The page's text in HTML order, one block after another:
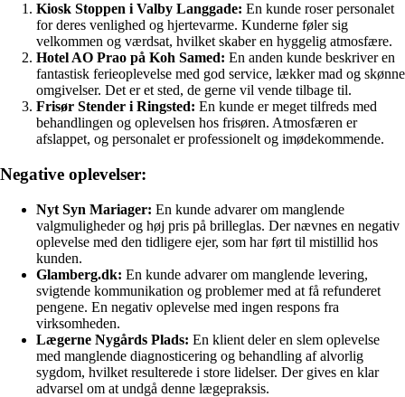
Kiosk Stoppen i Valby Langgade: En kunde roser personalet
for deres venlighed og hjertevarme. Kunderne føler sig
velkommen og værdsat, hvilket skaber en hyggelig atmosfære.
Hotel AO Prao på Koh Samed: En anden kunde beskriver en
fantastisk ferieoplevelse med god service, lækker mad og skønne
omgivelser. Det er et sted, de gerne vil vende tilbage til.
Frisør Stender i Ringsted: En kunde er meget tilfreds med
behandlingen og oplevelsen hos frisøren. Atmosfæren er
afslappet, og personalet er professionelt og imødekommende.
Negative oplevelser:
Nyt Syn Mariager: En kunde advarer om manglende
valgmuligheder og høj pris på brilleglas. Der nævnes en negativ
oplevelse med den tidligere ejer, som har ført til mistillid hos
kunden.
Glamberg.dk: En kunde advarer om manglende levering,
svigtende kommunikation og problemer med at få refunderet
pengene. En negativ oplevelse med ingen respons fra
virksomheden.
Lægerne Nygårds Plads: En klient deler en slem oplevelse
med manglende diagnosticering og behandling af alvorlig
sygdom, hvilket resulterede i store lidelser. Der gives en klar
advarsel om at undgå denne lægepraksis.